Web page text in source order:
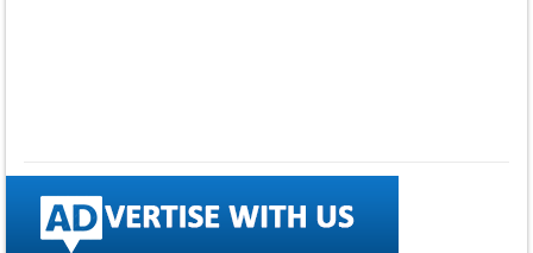
Sanka Dineth
▼ DOWNLOAD HERE
⤵ 2,116 Downloads